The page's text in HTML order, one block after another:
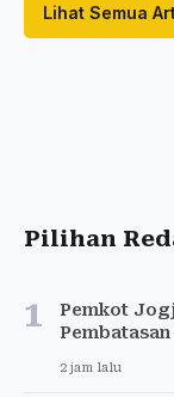
Lihat Semua
Pilihan
1
Pemkot
2 jam lalu